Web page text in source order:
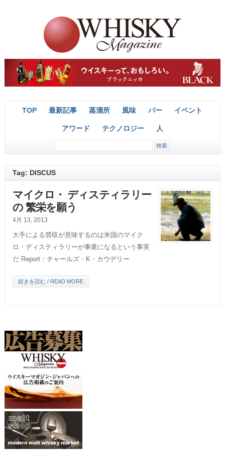
TOP 最新記事 蒸溜所 風味 バー イベント
アワード テクノロジー 人
Tag: DISCUS
マイクロ・ ディスティラリー
の 繁栄を願う
4月 13, 2013
大手による買収が意味するのは米国のマイク
ロ・ディスティラリーが事業になるという事実
だ Report：チャールズ・K・カウデリー
続きを読む / READ MORE